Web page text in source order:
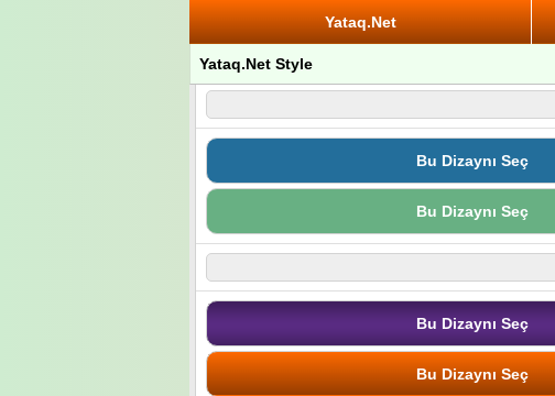
Yataq.Net
Yataq.Net Style
Bu Dizaynı Seç
Bu Dizaynı Seç
Bu Dizaynı Seç
Bu Dizaynı Seç